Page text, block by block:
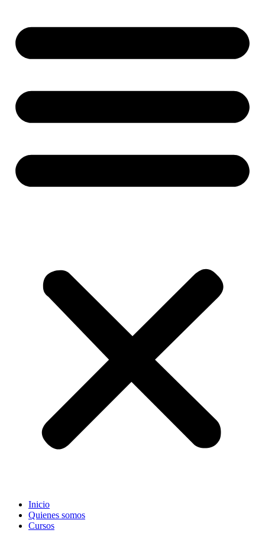
Inicio
Quienes somos
Cursos